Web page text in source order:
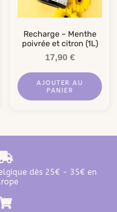
Recharge – Menthe
poivrée et citron (1L)
17,90 €
AJOUTER AU
PANIER
dès 25€ - 35€ en